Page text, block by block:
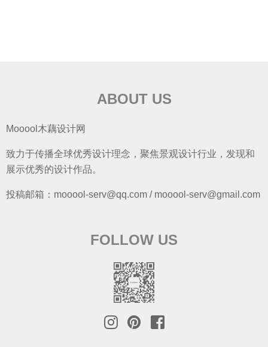
ABOUT US
Mooool木藕设计网
致力于传播全球优秀设计理念，聚焦景观设计行业，发现和
展示优秀的设计作品。
投稿邮箱：mooool-serv@qq.com / mooool-serv@gmail.com
FOLLOW US